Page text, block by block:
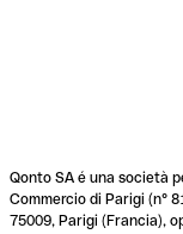
Qonto SA é una società
Commercio di Parigi (n°
75009, Parigi (Francia),